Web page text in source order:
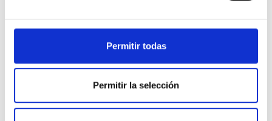
Permitir todas
Permitir la selección